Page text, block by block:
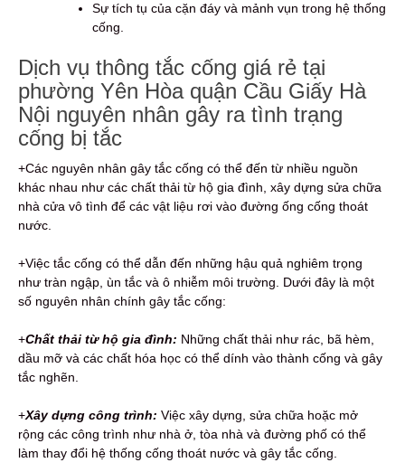
Sự tích tụ của cặn đáy và mảnh vụn trong hệ thống
cống.
Dịch vụ thông tắc cống giá rẻ tại
phường Yên Hòa quận Cầu Giấy Hà
Nội nguyên nhân gây ra tình trạng
cống bị tắc
+Các nguyên nhân gây tắc cống có thể đến từ nhiều nguồn
khác nhau như các chất thải từ hộ gia đình, xây dựng sửa chữa
nhà cửa vô tình để các vật liệu rơi vào đường ống cống thoát
nước.
+Việc tắc cống có thể dẫn đến những hậu quả nghiêm trọng
như tràn ngập, ùn tắc và ô nhiễm môi trường. Dưới đây là một
số nguyên nhân chính gây tắc cống:
+Chất thải từ hộ gia đình: Những chất thải như rác, bã hèm,
dầu mỡ và các chất hóa học có thể dính vào thành cống và gây
tắc nghẽn.
+Xây dựng công trình: Việc xây dựng, sửa chữa hoặc mở
rộng các công trình như nhà ở, tòa nhà và đường phố có thể
làm thay đổi hệ thống cống thoát nước và gây tắc cống.